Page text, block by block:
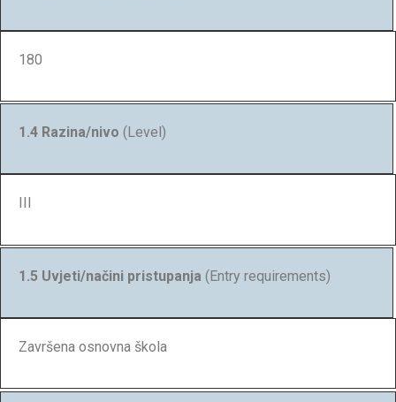
180
1.4 Razina/nivo (Level)
1.5 Uvjeti/načini pristupanja (Entry requirements)
Završena osnovna škola